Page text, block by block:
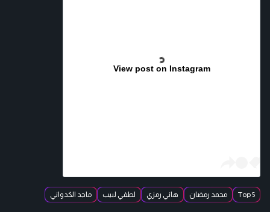
View post on Instagram
Top 5 محمد رمضان هاني رمزي لطفي لبيب ماجد الكدواني